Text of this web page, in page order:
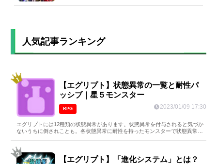
人気記事ランキング
【エグリプト】状態異常の一覧と耐性パ
ッシブ｜星５モンスター
RPG 2023/01/09 17:30
エグリプトには12種類の状態異常があります。状態異常を付与されると気づか
ないうちに倒されことも。各状態異常に耐性を持ったモンスターで状態異常を
【エグリプト】「進化システム」とは？